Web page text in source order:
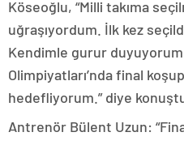
Köseoğlu, “Milli takıma
uğraşıyordum. İlk kez
Kendimle gurur
Olimpiyatları’nda final
hedefliyorum.” diye
Antrenör Bülent Uzun: